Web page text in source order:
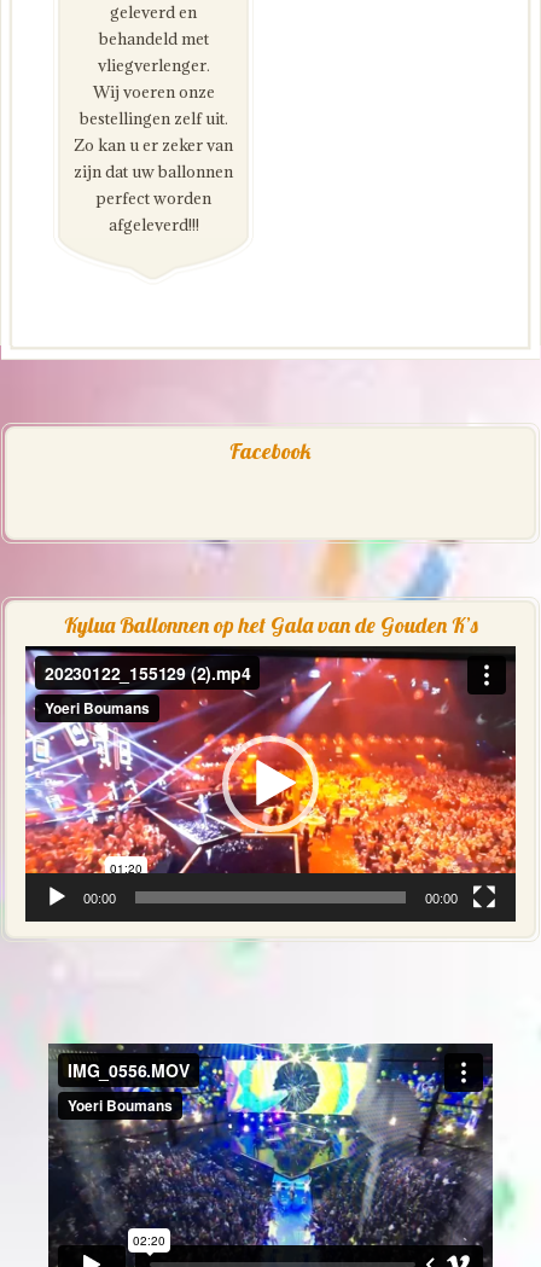
geleverd en
behandeld met
vliegverlenger.
Wij voeren onze
bestellingen zelf uit.
Zo kan u er zeker van
zijn dat uw ballonnen
perfect worden
afgeleverd!!!
Facebook
Kylua Ballonnen op het Gala van de Gouden K’s
Videospeler
00:00 00:00